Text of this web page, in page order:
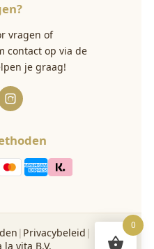
vragen of
contact op via de
je graag!
| Privacybeleid |
vita B.V.
0